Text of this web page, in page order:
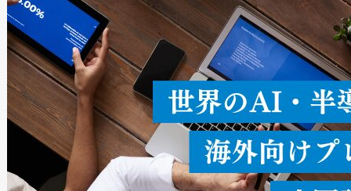
ることなく、単一のデバイス
うにします。遠距離まで届く
密度なスキャ […]